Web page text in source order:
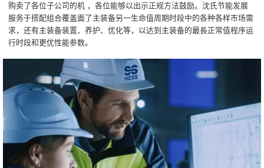
购卖了各位子公司的机 ，各位能够以出示正规方法鼓励。沈氏节能发展
服务于搭配组合覆盖面了主装备另一生命值周期时段中的各种各样市场需
求，还有主装备装置、养护、优化等，以达到主装备的最長正常值程序运
行时段和更优性能参数。